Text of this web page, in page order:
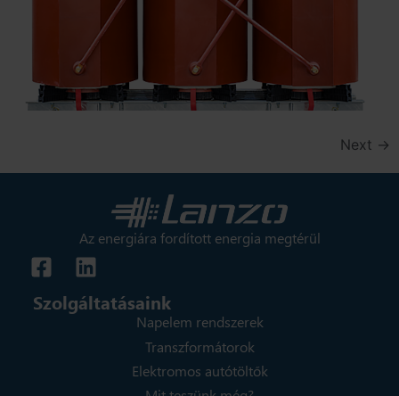
Next →
Az energiára fordított energia megtérül
Szolgáltatásaink
Napelem rendszerek
Transzformátorok
Elektromos autótöltők